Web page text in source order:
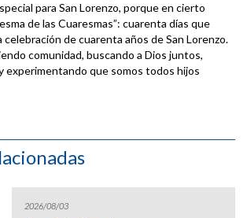
para San Lorenzo, porque en cierto
de las Cuaresmas”: cuarenta días que
celebración de cuarenta años de San Lorenzo.
comunidad, buscando a Dios juntos,
experimentando que somos todos hijos
2026/08/03